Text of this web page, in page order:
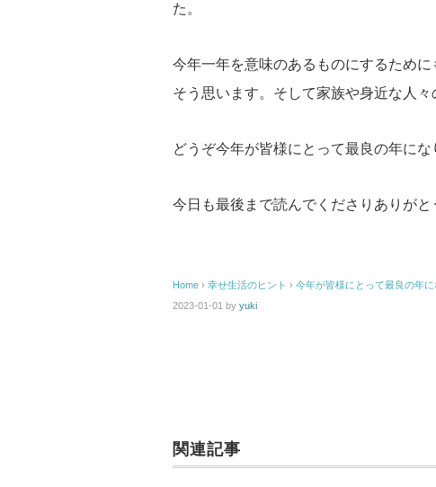
た。
今年一年を意味のあるものにするため
そう思います。そして家族や身近な人
どうぞ今年が皆様にとって最良の年にな
今日も最後まで読んでくださりありがと
Home › 幸せ生活のヒント › 今年が皆様にとって最良の年に
2023-01-01 by yuki
関連記事